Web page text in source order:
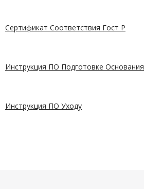
Сертификат Соответствия Гост Р
Инструкция ПО Подготовке Основания
Инструкция ПО Уходу